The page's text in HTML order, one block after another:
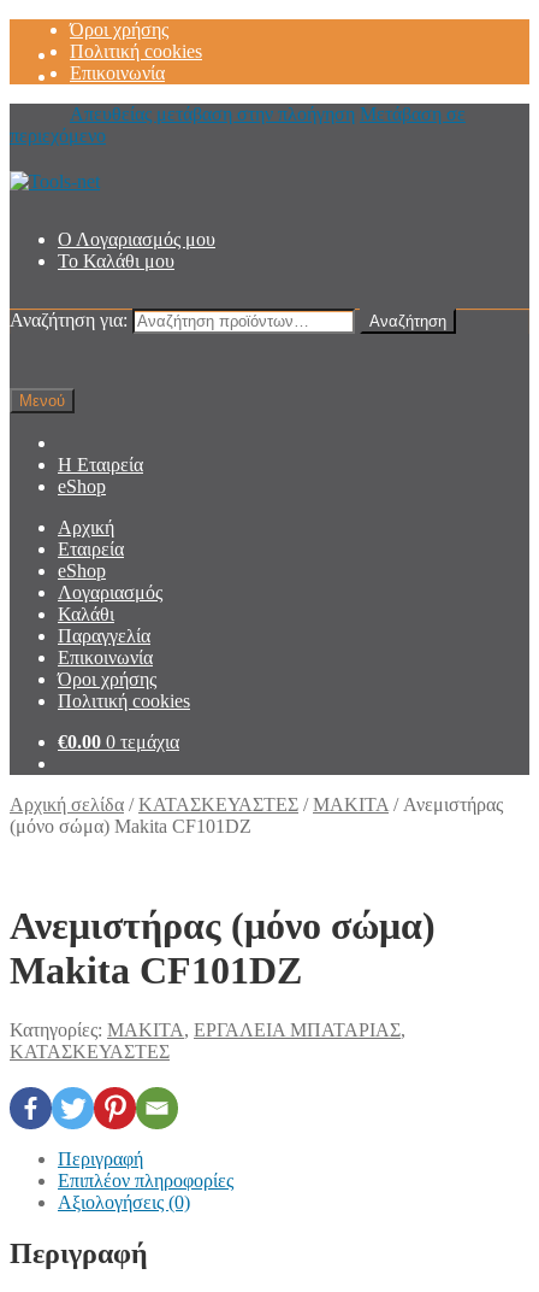
Όροι χρήσης
Πολιτική cookies
Επικοινωνία
Απευθείας μετάβαση στην πλοήγηση Μετάβαση σε
περιεχόμενο
Ο Λογαριασμός μου
Το Καλάθι μου
Αναζήτηση για: Αναζήτηση
Μενού
Η Εταιρεία
eShop
Αρχική
Εταιρεία
eShop
Λογαριασμός
Καλάθι
Παραγγελία
Επικοινωνία
Όροι χρήσης
Πολιτική cookies
€0.00 0 τεμάχια
Αρχική σελίδα /ΚΑΤΑΣΚΕΥΑΣΤΕΣ /MAKITA / Ανεμιστήρας
(μόνο σώμα) Makita CF101DZ
Ανεμιστήρας (μόνο σώμα)
Makita CF101DZ
Κατηγορίες: MAKITA, ΕΡΓΑΛΕΙΑ ΜΠΑΤΑΡΙΑΣ,
ΚΑΤΑΣΚΕΥΑΣΤΕΣ
Περιγραφή
Επιπλέον πληροφορίες
Αξιολογήσεις (0)
Περιγραφή